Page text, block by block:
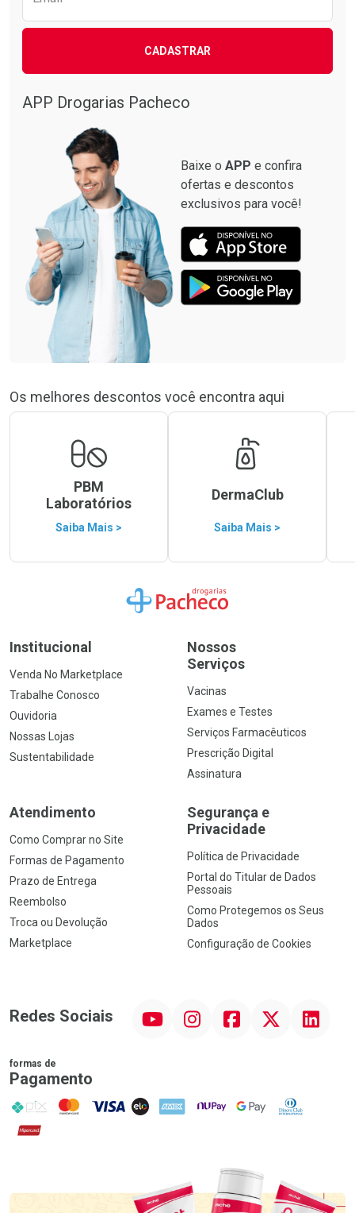
Comprar sem Desconto
Comprar sem Desconto
Por R$ 22,90/cada
CADASTRAR
APP Drogarias Pacheco
Baixe o APP e confira
ofertas e descontos
exclusivos para você!
Os melhores descontos você encontra aqui
PBM
Laboratórios
Saiba Mais >
DermaClub
Saiba Mais >
Ir para a Home
Institucional
Venda No Marketplace
Trabalhe Conosco
Ouvidoria
Nossas Lojas
Sustentabilidade
Nossos
Serviços
Vacinas
Exames e Testes
Serviços Farmacêuticos
Prescrição Digital
Assinatura
Atendimento
Como Comprar no Site
Formas de Pagamento
Prazo de Entrega
Reembolso
Troca ou Devolução
Marketplace
Segurança e
Privacidade
Política de Privacidade
Portal do Titular de Dados
Pessoais
Como Protegemos os Seus
Dados
Configuração de Cookies
Redes Sociais InstagramFacebookTwitter Linkedin
formas de
Pagamento
PIX MasterCard
VISA ELO AMEX NuPay Google PayDiners Club
Hipercard
Promoção em Destaque